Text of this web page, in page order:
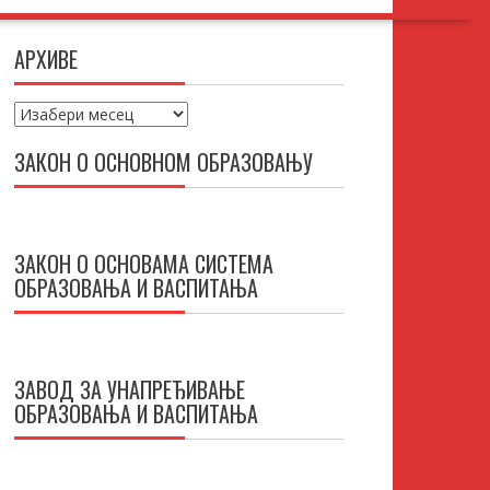
АРХИВЕ
Архиве
ЗАКОН О ОСНОВНОМ ОБРАЗОВАЊУ
ЗАКОН О ОСНОВАМА СИСТЕМА
ОБРАЗОВАЊА И ВАСПИТАЊА
ЗАВОД ЗА УНАПРЕЂИВАЊЕ
ОБРАЗОВАЊА И ВАСПИТАЊА